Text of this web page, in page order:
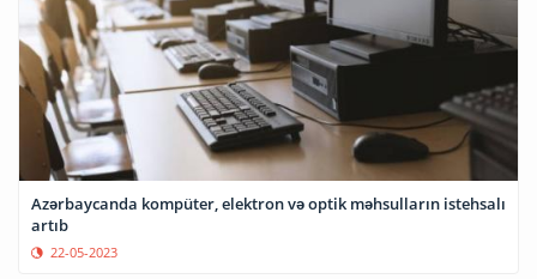
Azərbaycanda kompüter, elektron və optik məhsulların istehsalı
artıb
22-05-2023